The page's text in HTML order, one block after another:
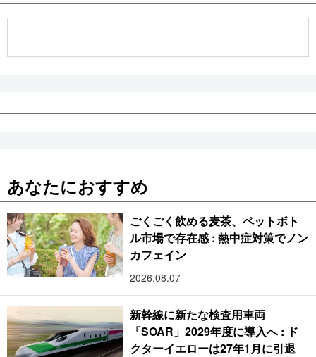
あなたにおすすめ
ごくごく飲める麦茶、ペットボト
ル市場で存在感 : 熱中症対策でノン
カフェイン
2026.08.07
新幹線に新たな検査用車両
「SOAR」2029年度に導入へ : ド
クターイエローは27年1月に引退